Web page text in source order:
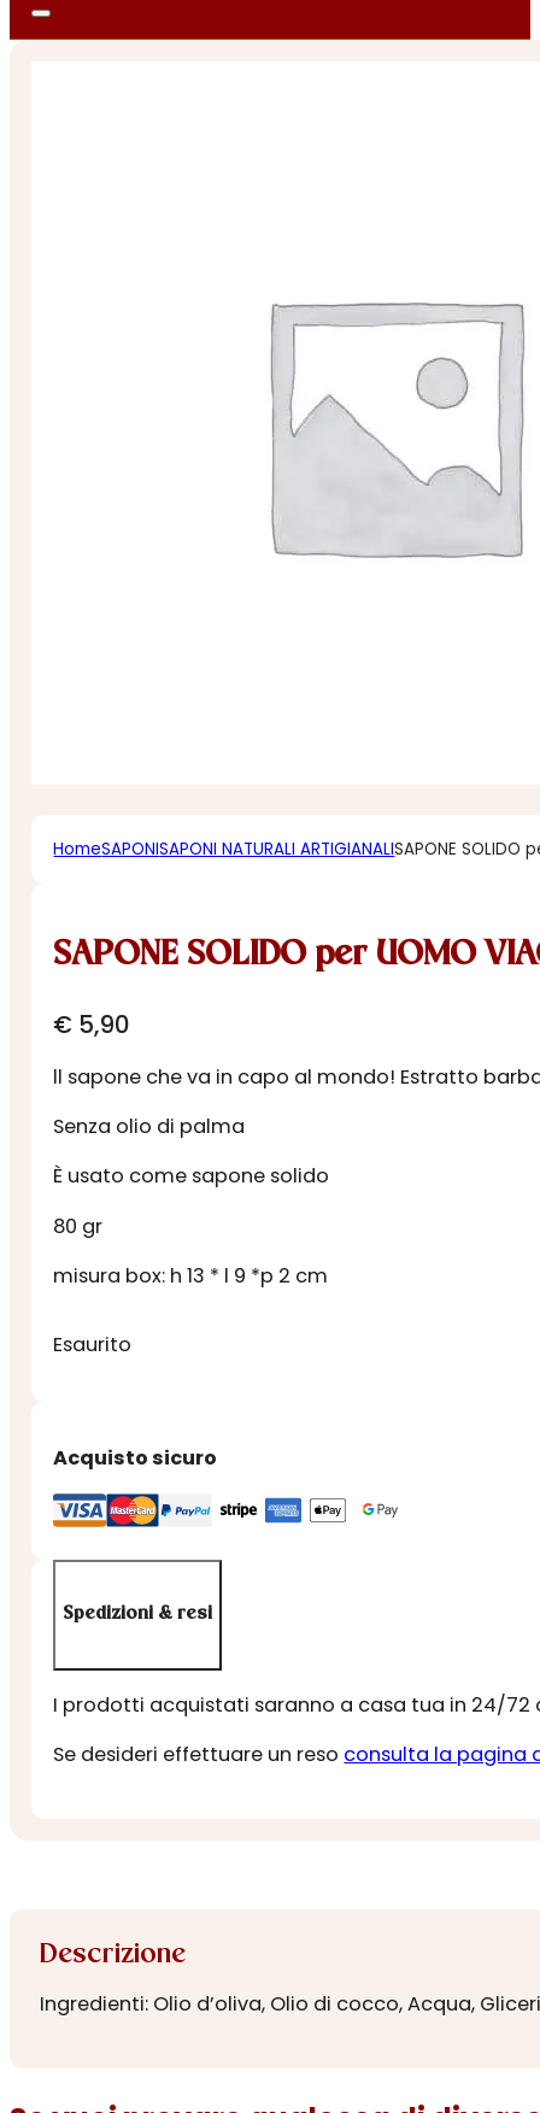
HomeSAPONISAPONI NATURALI ARTIGIANALISAPONE SOLIDO
SAPONE SOLIDO per UOMO
€ 5,90
ll sapone che va in capo al mondo! Estratto
Senza olio di palma
È usato come sapone solido
80 gr
misura box: h 13 * l 9 *p 2 cm
Esaurito
Acquisto sicuro
Spedizioni & resi
I prodotti acquistati saranno a casa tua in 24/72
Se desideri effettuare un reso consulta la pagina
Descrizione
Ingredienti: Olio d’oliva, Olio di cocco, Acqua,